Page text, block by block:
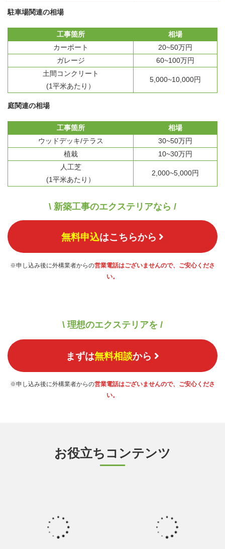
駐車場関連の相場
工事箇所
相場
カーポート
20~50万円
ガレージ
60~100万円
土間コンクリート
(1平米あたり）
5,000~10,000円
庭関連の相場
工事箇所
相場
ウッドデッキ/テラス
30~50万円
植栽
10~30万円
人工芝
(1平米あたり）
2,000~5,000円
\ 新築工事のエクステリアなら /
無料申込はこちらから
※申し込み後に外構業者からの営業電話はございませんので、ご安心くださ
い。
\ 理想のエクステリアを /
まずは無料相談から
※申し込み後に外構業者からの営業電話はございませんので、ご安心くださ
い。
お役立ちコンテンツ